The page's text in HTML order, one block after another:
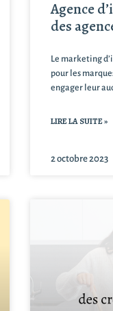
Agence
des
Le marketing
pour les
engager leur
LIRE LA SUITE »
2 octobre 2023